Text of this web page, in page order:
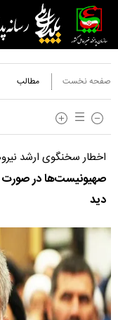
صفحه نخست مطالب
اخطار سخنگوی ارشد
صهیونیست‌ها در صورت
دید